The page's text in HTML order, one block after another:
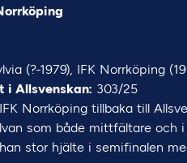
(?-1979), IFK Norrköping
i Allsvenskan: 303/25
Norrköping tillbaka till
som både mittfältare och
stor hjälte i semifinalen